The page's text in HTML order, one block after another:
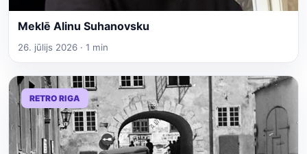
Meklē Alinu Suhanovsku
26. jūlijs 2026 · 1 min
RETRO RIGA